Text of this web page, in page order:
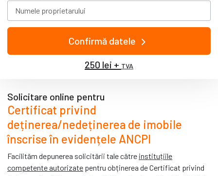
Confirmă datele
250 lei + TVA
Solicitare online pentru
Certificat privind
deținerea/nedeținerea de imobile
înscrise în evidențele ANCPI
Facilităm depunerea solicitării tale către instituțiile
competente autorizate pentru obținerea de Certificat privind